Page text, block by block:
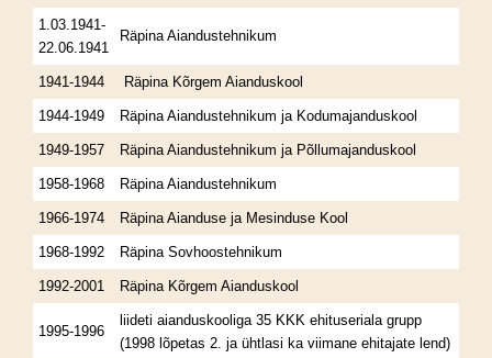
1.03.1941-
22.06.1941
Räpina Aiandustehnikum
1941-1944 Räpina Kõrgem Aianduskool
1944-1949 Räpina Aiandustehnikum ja Kodumajanduskool
1949-1957 Räpina Aiandustehnikum ja Põllumajanduskool
1958-1968 Räpina Aiandustehnikum
1966-1974 Räpina Aianduse ja Mesinduse Kool
1968-1992 Räpina Sovhoostehnikum
1992-2001 Räpina Kõrgem Aianduskool
1995-1996
liideti aianduskooliga 35 KKK ehituseriala grupp
(1998 lõpetas 2. ja ühtlasi ka viimane ehitajate lend)